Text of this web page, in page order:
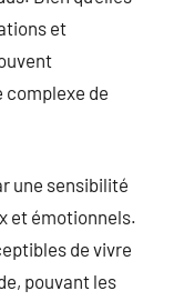
et
de
une sensibilité
et émotionnels.
de vivre
pouvant les